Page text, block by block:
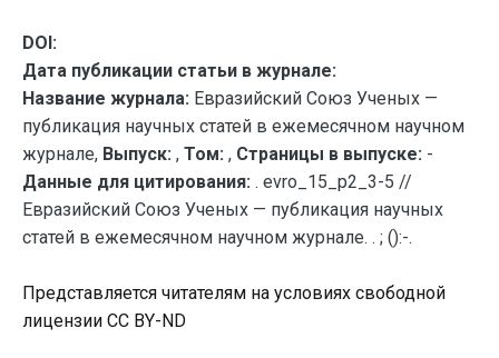
DOI:
Дата публикации статьи в журнале:
Название журнала: Евразийский Союз Ученых —
публикация научных статей в ежемесячном научном
журнале, Выпуск: , Том: , Страницы в выпуске: -
Данные для цитирования: . evro_15_p2_3-5 //
Евразийский Союз Ученых — публикация научных
статей в ежемесячном научном журнале. . ; ():-.
Представляется читателям на условиях свободной
лицензии CC BY-ND